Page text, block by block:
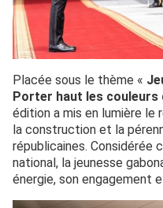
Placée sous le thème «
Porter haut les couleurs
édition a mis en lumière le
la construction et la
républicaines. Considérée
national, la jeunesse
énergie, son engagement